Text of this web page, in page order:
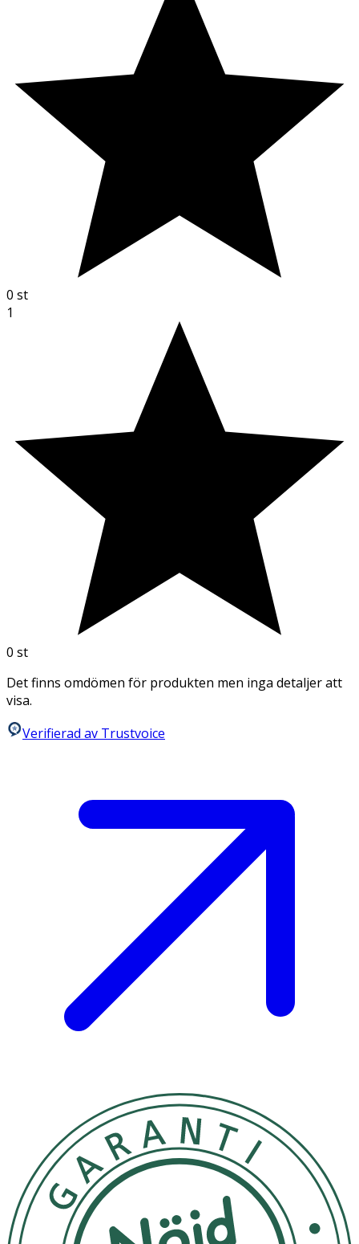
0 st
1
0 st
Det finns omdömen för produkten men inga detaljer att
visa.
Verifierad av Trustvoice